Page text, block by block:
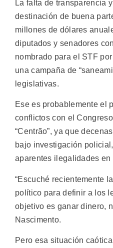
La falta de transparencia
destinación de buena
millones de dólares
diputados y senadores
nombrado para el STF
una campaña de
legislativas.
Ese es probablemente el
conflictos con el
“Centrão”, ya que
bajo investigación
aparentes ilegalidades
“Escuché recientemente
político para definir a los
objetivo es ganar dinero,
Nascimento.
Pero esa situación